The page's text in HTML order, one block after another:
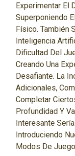
Experimentar El
Superponiendo
Físico. También
Inteligencia
Dificultad Del
Creando Una
Desafiante. La
Adicionales,
Completar
Profundidad Y
Interesante
Introduciendo
Modos De